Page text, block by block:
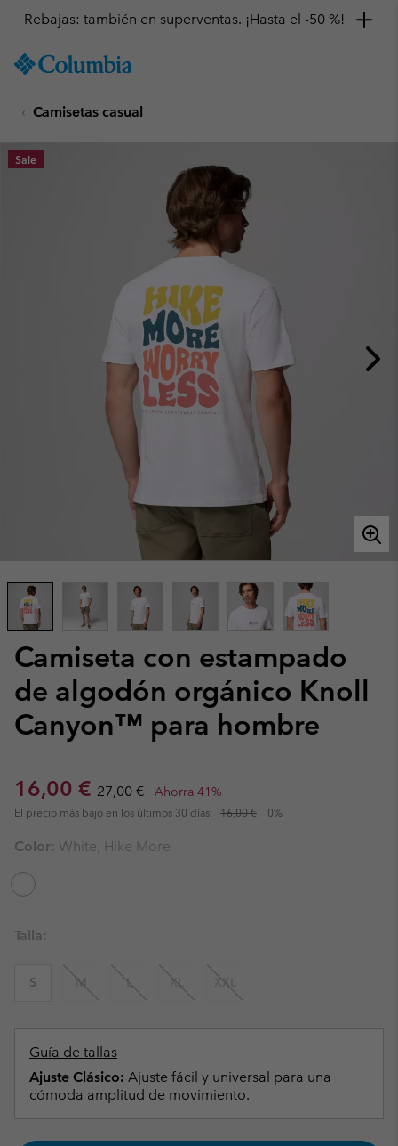
TO
SKIP
MAIN
NAV
Rebajas: también en superventas. ¡Hasta el -50 %!
Camisetas casual
Camiseta con estampado
de algodón orgánico Knoll
Canyon™ para hombre
Sale price:
16,00 € Regular price:
27,00 € Ahorra 41%
El precio más bajo en los últimos 30 días: 16,00 € 0%
Sale
Color: White, Hike More
Talla:
S M L XL XXL
Guía de tallas
Ajuste Clásico: Ajuste fácil y universal para una
cómoda amplitud de movimiento.